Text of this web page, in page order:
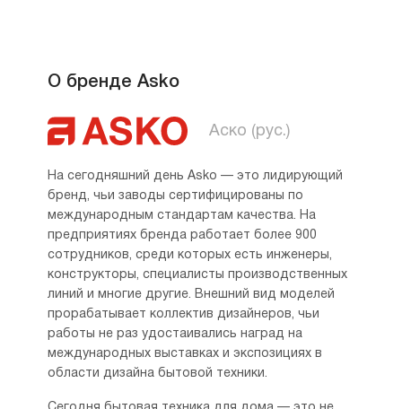
О бренде Asko
Аско (рус.)
На сегодняшний день Asko — это лидирующий
бренд, чьи заводы сертифицированы по
международным стандартам качества. На
предприятиях бренда работает более 900
сотрудников, среди которых есть инженеры,
конструкторы, специалисты производственных
линий и многие другие. Внешний вид моделей
прорабатывает коллектив дизайнеров, чьи
работы не раз удостаивались наград на
международных выставках и экспозициях в
области дизайна бытовой техники.